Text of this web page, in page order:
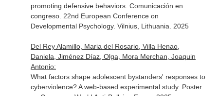
promoting defensive behaviors. Comunicación en
congreso. 22nd European Conference on
Developmental Psychology. Vilnius, Lithuania. 2025
Del Rey Alamillo, Maria del Rosario, Villa Henao,
Daniela, Jiménez Díaz, Olga, Mora Merchan, Joaquin
Antonio:
What factors shape adolescent bystanders' responses to
cyberviolence? A web-based experimental study. Poster